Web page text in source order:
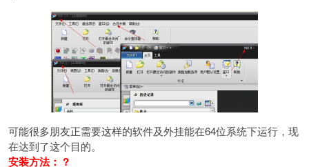
可能很多朋友正需要这样的软件及外挂能在64位系统下运行，现
在达到了这个目的。
安装方法： ?